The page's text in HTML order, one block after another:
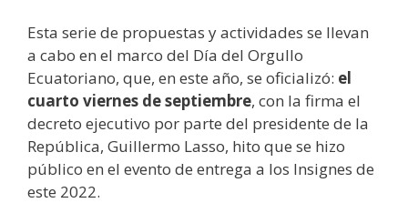
Esta serie de propuestas y actividades se llevan
a cabo en el marco del Día del Orgullo
Ecuatoriano, que, en este año, se oficializó: el
cuarto viernes de septiembre, con la firma el
decreto ejecutivo por parte del presidente de la
República, Guillermo Lasso, hito que se hizo
público en el evento de entrega a los Insignes de
este 2022.